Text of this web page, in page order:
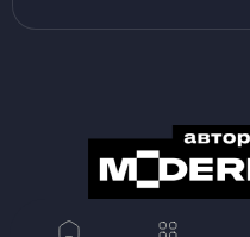
© Magrest 2013-2024 Всі матеріали,